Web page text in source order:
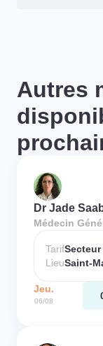
Autres
Dr Jade
Médecin
TarifSecteur
LieuSaint-
Jeu.
06/08